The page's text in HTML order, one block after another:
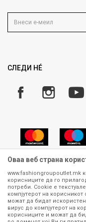
Кариера
Како да купите
Замена и рефундација
Плаќање
СЛЕДИ НÉ
Сите информации
онлајн продавница се
меѓутоа не можеме да
пак дека сите
Фотографиите се
Оваа веб страна
www.fashiongroupoutlet.mk
корисниците да го
потреби. Cookie е
компјутерот на
можат да бидат
вирус до компјутерот на
корисниците и можат да